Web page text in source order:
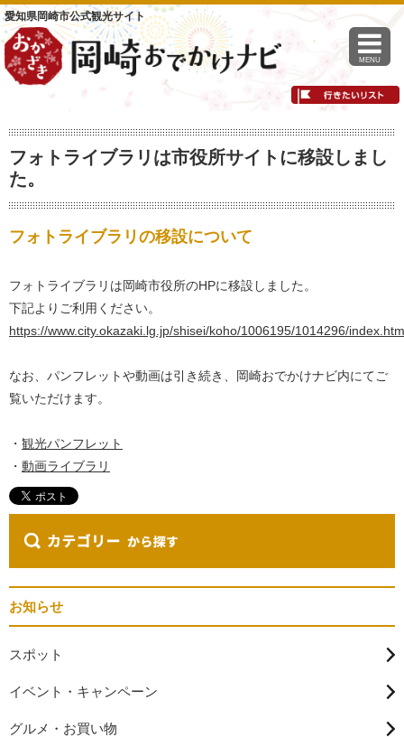
愛知県岡崎市公式観光サイト
MENU
フォトライブラリは市役所サイトに移設しまし
た。
フォトライブラリの移設について
フォトライブラリは岡崎市役所のHPに移設しました。
下記よりご利用ください。
https://www.city.okazaki.lg.jp/shisei/koho/1006195/1014296/
なお、パンフレットや動画は引き続き、岡崎おでかけナビ内にてご
覧いただけます。
・ 観光パンフレット
・ 動画ライブラリ
お知らせ
スポット
イベント・キャンペーン
グルメ・お買い物